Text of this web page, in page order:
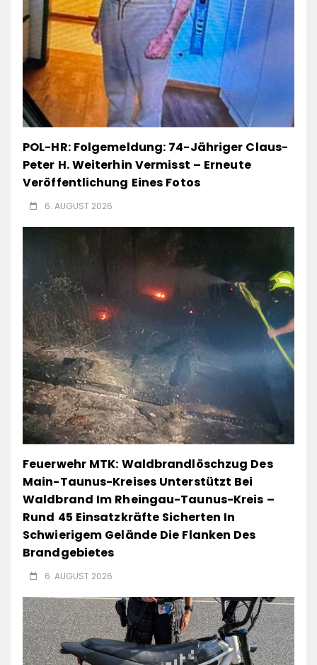
POL-HR: Folgemeldung: 74-Jähriger Claus-
Peter H. Weiterhin Vermisst – Erneute
Veröffentlichung Eines Fotos
6. AUGUST 2026
Feuerwehr MTK: Waldbrandlöschzug Des
Main-Taunus-Kreises Unterstützt Bei
Waldbrand Im Rheingau-Taunus-Kreis –
Rund 45 Einsatzkräfte Sicherten In
Schwierigem Gelände Die Flanken Des
Brandgebietes
6. AUGUST 2026